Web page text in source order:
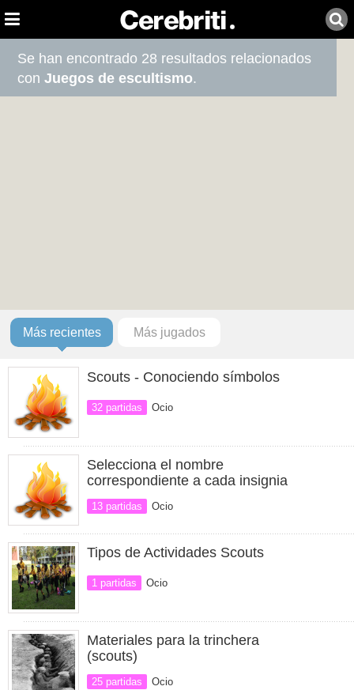
Se han encontrado 28 resultados relacionados
conJuegos de escultismo.
Más recientes Más jugados
Scouts - Conociendo símbolos
32 partidas Ocio
Selecciona el nombre
correspondiente a cada insignia
13 partidas Ocio
Tipos de Actividades Scouts
1 partidas Ocio
Materiales para la trinchera
(scouts)
25 partidas Ocio